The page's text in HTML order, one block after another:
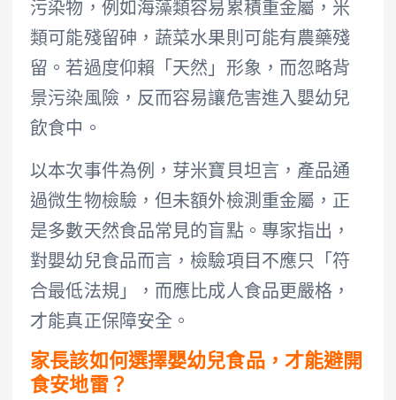
污染物，例如海藻類容易累積重金屬，米
類可能殘留砷，蔬菜水果則可能有農藥殘
留。若過度仰賴「天然」形象，而忽略背
景污染風險，反而容易讓危害進入嬰幼兒
飲食中。
以本次事件為例，芽米寶貝坦言，產品通
過微生物檢驗，但未額外檢測重金屬，正
是多數天然食品常見的盲點。專家指出，
對嬰幼兒食品而言，檢驗項目不應只「符
合最低法規」，而應比成人食品更嚴格，
才能真正保障安全。
家長該如何選擇嬰幼兒食品，才能避開
食安地雷？